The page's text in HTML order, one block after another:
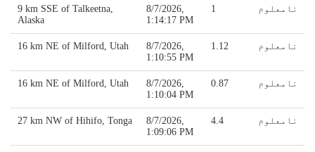
9 km SSE of Talkeetna,
Alaska
8/7/2026,
1:14:17 PM
1 نامعلوم
16 km NE of Milford, Utah
8/7/2026,
1:10:55 PM
1.12 نامعلوم
16 km NE of Milford, Utah
8/7/2026,
1:10:04 PM
0.87 نامعلوم
27 km NW of Hihifo, Tonga
8/7/2026,
1:09:06 PM
4.4 نامعلوم